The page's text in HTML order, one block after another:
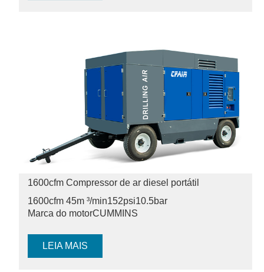
1600cfm Compressor de ar diesel portátil
1600cfm 45m ³/min152psi10.5bar
Marca do motorCUMMINS
LEIA MAIS